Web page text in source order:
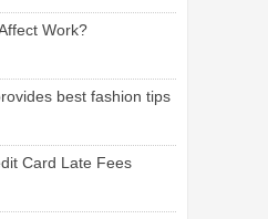
Work?
best fashion tips
Card Late Fees